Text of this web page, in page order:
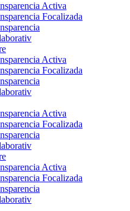
Activa
Focalizada
Activa
Focalizada
Activa
Focalizada
Activa
Focalizada